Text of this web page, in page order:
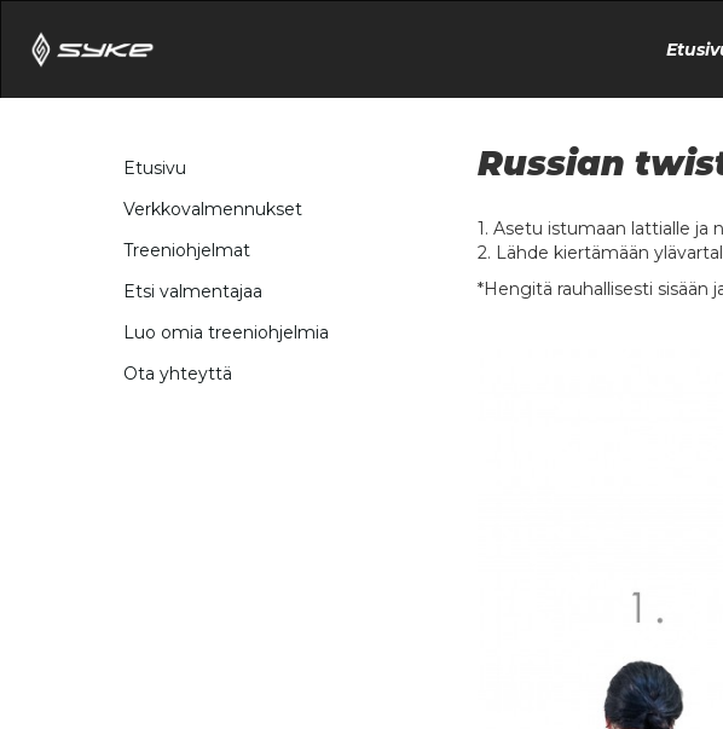
Etusivu
Verkkovalmennukset
Treeniohjelmat
Etsi valmentajaa
Luo omia treeniohjelmia
Ota yhteyttä
Russian
1. Asetu istumaan lattialle ja
2. Lähde kiertämään
*Hengitä rauhallisesti sisään